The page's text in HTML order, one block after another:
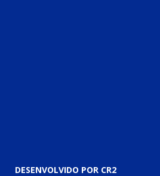
DESENVOLVIDO POR CR2